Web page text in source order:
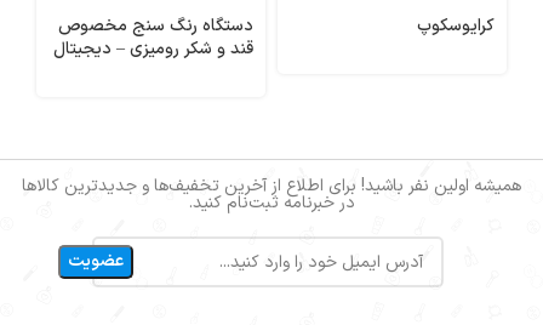
کرایوسکوپ
دستگاه رنگ سنج مخصوص
قند و شکر رومیزی – دیجیتال
همیشه اولین نفر باشید! برای اطلاع از آخرین تخفیف‌ها و جدیدترین کالاها
در خبرنامه ثبت‌نام کنید.